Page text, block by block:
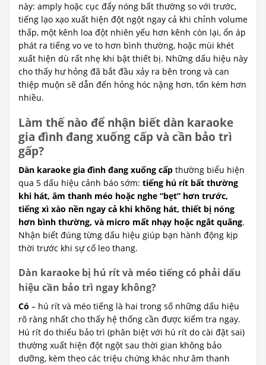
này: amply hoặc cục đẩy nóng bất thường so với trước,
tiếng lạo xạo xuất hiện đột ngột ngay cả khi chỉnh volume
thấp, một kênh loa đột nhiên yếu hơn kênh còn lại, ổn áp
phát ra tiếng vo ve to hơn bình thường, hoặc mùi khét
xuất hiện dù rất nhẹ khi bật thiết bị. Những dấu hiệu này
cho thấy hư hỏng đã bắt đầu xảy ra bên trong và can
thiệp muộn sẽ dẫn đến hỏng hóc nặng hơn, tốn kém hơn
nhiều.
Làm thế nào để nhận biết dàn karaoke
gia đình đang xuống cấp và cần bảo trì
gấp?
Dàn karaoke gia đình đang xuống cấp thường biểu hiện
qua 5 dấu hiệu cảnh báo sớm: tiếng hú rít bất thường
khi hát, âm thanh méo hoặc nghe “bẹt” hơn trước,
tiếng xì xào nền ngay cả khi không hát, thiết bị nóng
hơn bình thường, và micro mất nhạy hoặc ngắt quãng.
Nhận biết đúng từng dấu hiệu giúp bạn hành động kịp
thời trước khi sự cố leo thang.
Dàn karaoke bị hú rít và méo tiếng có phải dấu
hiệu cần bảo trì ngay không?
Có – hú rít và méo tiếng là hai trong số những dấu hiệu
rõ ràng nhất cho thấy hệ thống cần được kiểm tra ngay.
Hú rít do thiếu bảo trì (phân biệt với hú rít do cài đặt sai)
thường xuất hiện đột ngột sau thời gian không bảo
dưỡng, kèm theo các triệu chứng khác như âm thanh